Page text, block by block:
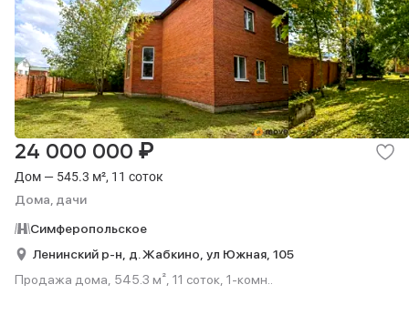
Дом — 545.3 м², 11 соток
Дома, дачи
24 000 000 ₽
Симферопольское
Ленинский р-н, д. Жабкино, ул Южная, 105
Продажа дома, 545.3 м², 11 соток, 1-комн..